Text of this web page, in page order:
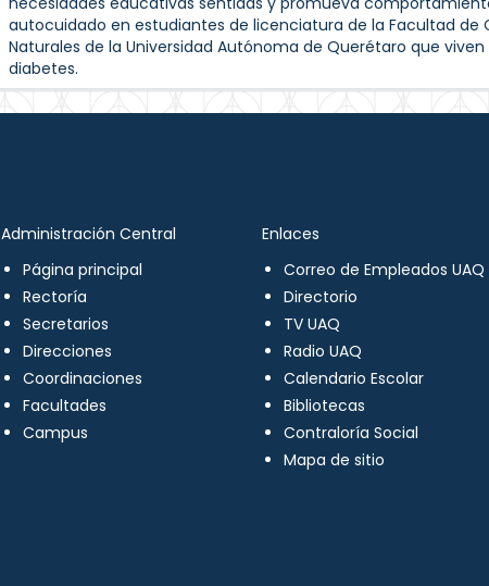
autocuidado en estudiantes de licenciatura de la Facultad de
Naturales de la Universidad Autónoma de Querétaro que viven
diabetes.
Administración Central
Página principal
Rectoría
Secretarios
Direcciones
Coordinaciones
Facultades
Campus
Enlaces
Correo de Empleados UAQ
Directorio
TV UAQ
Radio UAQ
Calendario Escolar
Bibliotecas
Contraloría Social
Mapa de sitio